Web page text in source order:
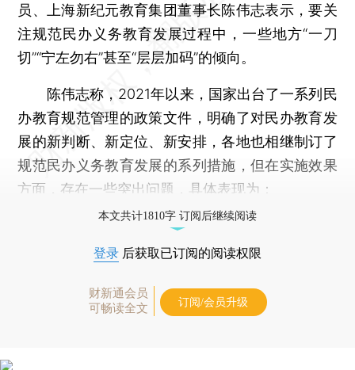
员、上海新纪元教育集团董事长陈伟志表示，要关
注规范民办义务教育发展过程中，一些地方“一刀
切”“宁左勿右”甚至“层层加码”的倾向。
陈伟志称，2021年以来，国家出台了一系列民
办教育规范管理的政策文件，明确了对民办教育发
展的新判断、新定位、新安排，各地也相继制订了
规范民办义务教育发展的系列措施，但在实施效果
方面，存在一些突出问题，具体表现为：
本文共计1810字 订阅后继续阅读
登录 后获取已订阅的阅读权限
财新通会员
可畅读全文
订阅/会员升级